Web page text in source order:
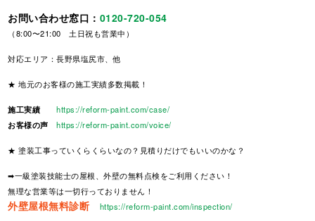
お問い合わせ窓口： 0120-720-054
（8:00〜21:00 土日祝も営業中）
対応エリア：長野県塩尻市、他
★ 地元のお客様の施工実績多数掲載！
施工実績
https://reform-paint.com/case/
お客様の声
https://reform-paint.com/voice/
★ 塗装工事っていくらくらいなの？見積りだけでもいいのかな？
➡一級塗装技能士の屋根、外壁の無料点検をご利用ください！
無理な営業等は一切行っておりません！
外壁屋根無料診断 https://reform-paint.com/inspection/